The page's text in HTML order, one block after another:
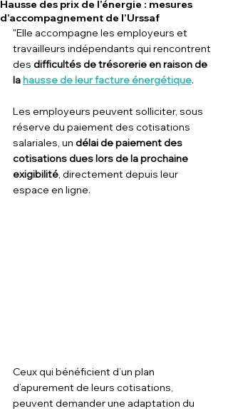
Hausse des prix de l’énergie : mesures
d’accompagnement de l’Urssaf
"Elle accompagne les employeurs et
travailleurs indépendants qui rencontrent
des difficultés de trésorerie en raison de
la hausse de leur facture énergétique.
Les employeurs peuvent solliciter, sous
réserve du paiement des cotisations
salariales, un délai de paiement des
cotisations dues lors de la prochaine
exigibilité, directement depuis leur
espace en ligne.
Ceux qui bénéficient d’un plan
d’apurement de leurs cotisations,
peuvent demander une adaptation du